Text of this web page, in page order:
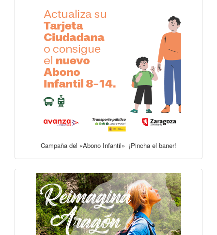
Campaña del «Abono Infantil» ¡Pincha el baner!